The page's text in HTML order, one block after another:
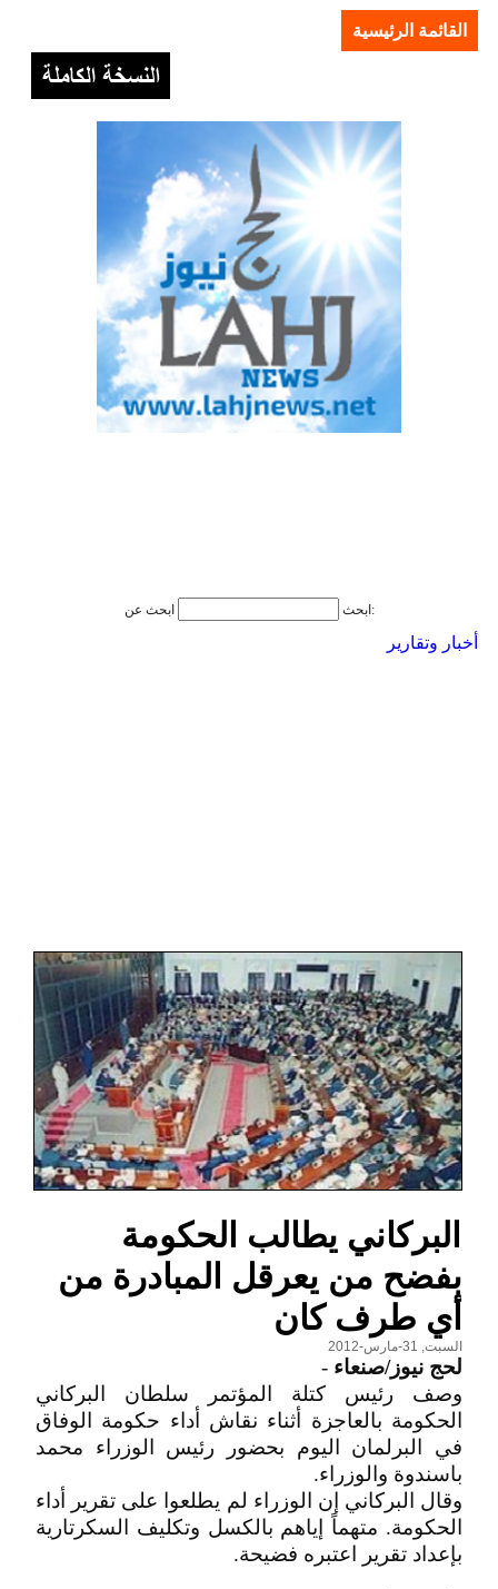
القائمة الرئيسية
ابحث ابحث عن:
أخبار وتقارير
البركاني يطالب الحكومة
بفضح من يعرقل المبادرة من
أي طرف كان
السبت, 31-مارس-2012
لحج نيوز/صنعاء -
وصف رئيس كتلة المؤتمر سلطان البركاني
الحكومة بالعاجزة أثناء نقاش أداء حكومة الوفاق
في البرلمان اليوم بحضور رئيس الوزراء محمد
باسندوة والوزراء.
وقال البركاني إن الوزراء لم يطلعوا على تقرير أداء
الحكومة. متهماً إياهم بالكسل وتكليف السكرتارية
بإعداد تقرير اعتبره فضيحة.